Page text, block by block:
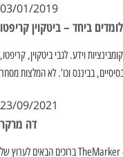
03/01/2019
ביחד – ביטקוין קריפטו
וידע. לגבי ביטקוין, קריפטו,
23/09/2021
דה מרקר